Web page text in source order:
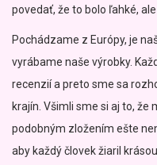
povedať, že to bolo ľahké,
Pochádzame z Európy, je
vyrábame naše výrobky.
recenzií a preto sme sa
krajín. Všimli sme si aj to,
podobným zložením ešte
aby každý človek žiaril